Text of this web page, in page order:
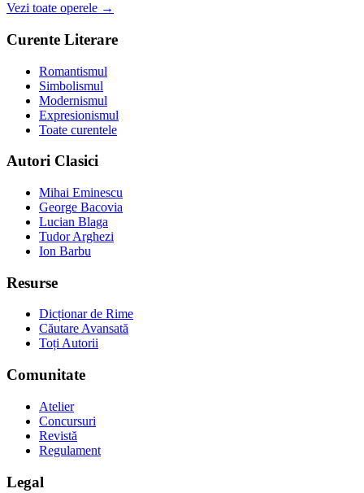
Vezi toate operele →
Curente Literare
Romantismul
Simbolismul
Modernismul
Expresionismul
Toate curentele
Autori Clasici
Mihai Eminescu
George Bacovia
Lucian Blaga
Tudor Arghezi
Ion Barbu
Resurse
Dicționar de Rime
Căutare Avansată
Toți Autorii
Comunitate
Atelier
Concursuri
Revistă
Regulament
Legal